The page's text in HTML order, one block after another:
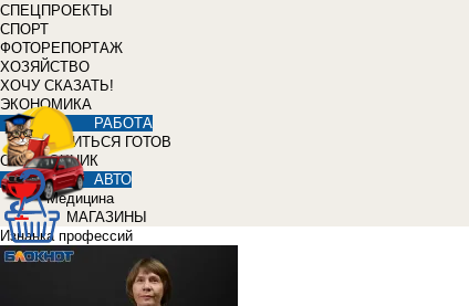
СПЕЦПРОЕКТЫ
СПОРТ
ФОТОРЕПОРТАЖ
ХОЗЯЙСТВО
ХОЧУ СКАЗАТЬ!
ЭКОНОМИКА
РАБОТА
УЧИТЬСЯ ГОТОВ
СПРАВОЧНИК
АВТО
Медицина
МАГАЗИНЫ
Изнанка профессий